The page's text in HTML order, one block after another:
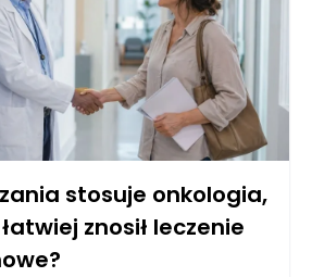
stosuje onkologia,
znosił leczenie